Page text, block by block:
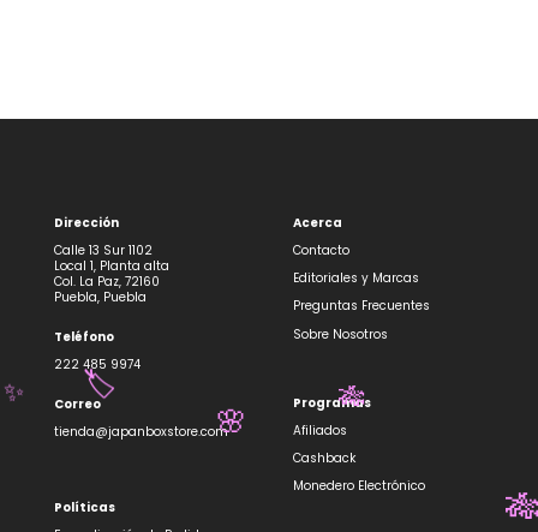
Dirección
Calle 13 Sur 1102
Local 1, Planta alta
Col. La Paz, 72160
Puebla, Puebla
Teléfono
222 485 9974
Correo
tienda@japanboxstore.com
Políticas
Acerca
Contacto
Editoriales y Marcas
Preguntas Frecuentes
Sobre Nosotros
Programas
Afiliados
Cashback
Monedero Electrónico
🏷️ 🎋
🌸
✨